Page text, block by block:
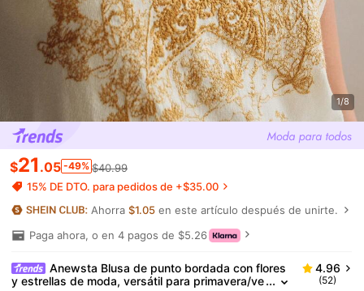
1/8
$21 .05 -49% $40.99
15% DE DTO. para pedidos de +$35.00
Ahorra$1.05 en este artículo después de unirte.
Paga ahora, o en 4 pagos de $5.26
Anewsta Blusa de punto bordada con flores
y estrellas de moda, versátil para primavera/ve
4.96
(52)